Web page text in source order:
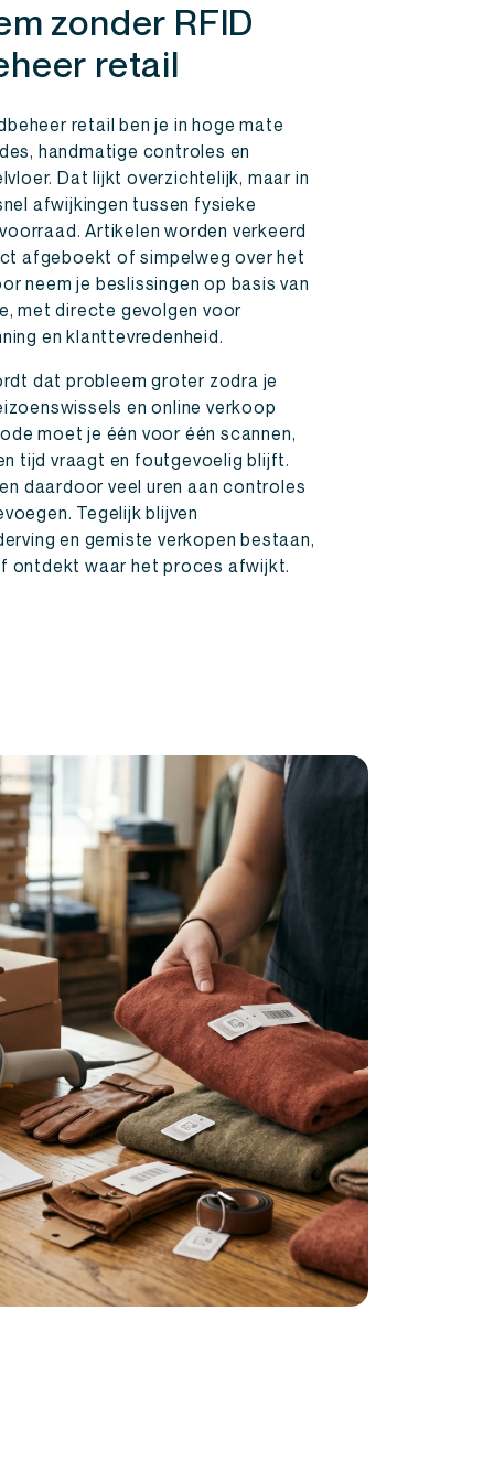
zonder RFID
retail
retail ben je in hoge mate
handmatige controles en
Dat lijkt overzichtelijk, maar in
afwijkingen tussen fysieke
Artikelen worden verkeerd
afgeboekt of simpelweg over het
neem je beslissingen op basis van
met directe gevolgen voor
en klanttevredenheid.
dat probleem groter zodra je
en online verkoop
moet je één voor één scannen,
tijd vraagt en foutgevoelig blijft.
daardoor veel uren aan controles
Tegelijk blijven
en gemiste verkopen bestaan,
ontdekt waar het proces afwijkt.